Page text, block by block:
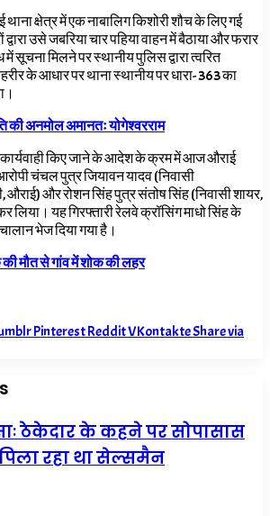
क्षेत्र में एक नाबालिग किशोरी शौच के लिए गई
उसे जबरिया चार पहिया वाहन में बैठाया और फरार
सूचना मिलने पर स्थानीय पुलिस द्वारा त्वरित
के आधार पर थाना स्थानीय पर धारा- 363 का
की अनमोल अमानतः योगेश्वरराम
कार्यवाही किए जाने के आदेश के क्रम में आज औराई
चंचल पुत्र जियावन यादव (निवासी
औराई) और रोशन सिंह पुत्र संतोष सिंह (निवासी शायर,
लिया। यह गिरफ्तारी रेलवे क्रॉसिंग माधो सिंह के
भेज दिया गया है।
मौत से गांव में शोक की लहर
PinterestRedditVKontakteShare via
ठेकेदार के कहने पर सोपासास
रहा था सेल्समैन